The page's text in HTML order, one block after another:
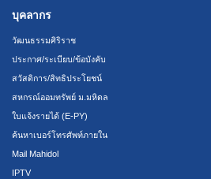
บุคลากร
วัฒนธรรมศิริราช
ประกาศ/ระเบียบ/ข้อบังคับ
สวัสดิการ/สิทธิประโยชน์
สหกรณ์ออมทรัพย์ ม.มหิดล
ใบแจ้งรายได้ (E-PY)
ค้นหาเบอร์โทรศัพท์ภายใน
Mail Mahidol
IPTV